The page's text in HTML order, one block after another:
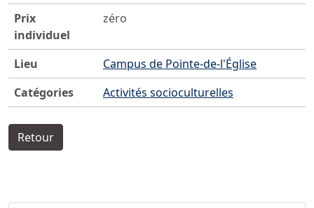
Prix
individuel
zéro
Lieu
Campus de Pointe-de-l'Église
Catégories
Activités socioculturelles
Retour